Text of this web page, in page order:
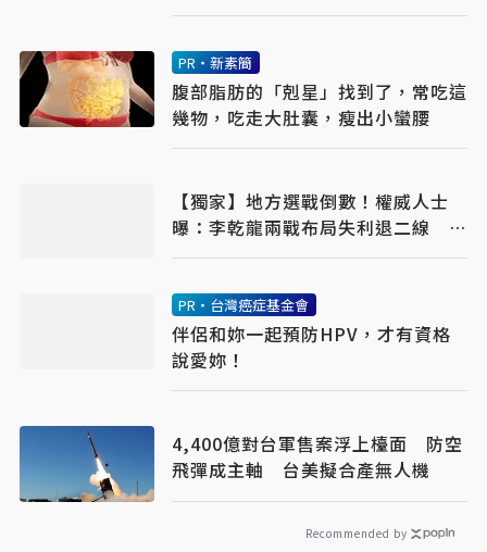
PR・新素簡
腹部脂肪的「剋星」找到了，常吃這
幾物，吃走大肚囊，瘦出小蠻腰
【獨家】地方選戰倒數！權威人士
曝：李乾龍兩戰布局失利退二線 鄭
麗文扛責整合艱困選區
PR・台灣癌症基金會
伴侶和妳一起預防HPV，才有資格
說愛妳！
4,400億對台軍售案浮上檯面 防空
飛彈成主軸 台美擬合產無人機
Recommended by